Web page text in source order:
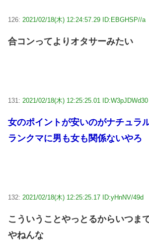
126: 2021/02/18(木) 12:24:57.29 ID:EBGHSP//a
合コンってよりオタサーみたい
131: 2021/02/18(木) 12:25:25.01 ID:W3pJDWd30
女のポイントが安いのがナチュラ
ランクマに男も女も関係ないやろ
132: 2021/02/18(木) 12:25:25.17 ID:yHnNV/49d
こういうことやっとるからいつま
やねんな